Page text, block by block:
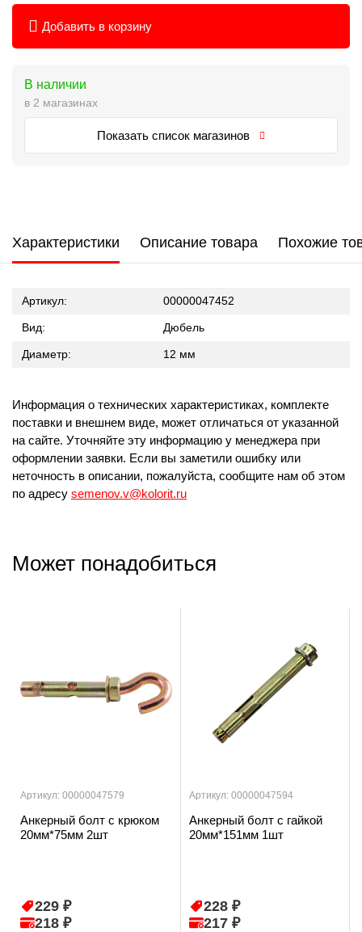
Добавить в корзину
В наличии
в 2 магазинах
Показать список магазинов
Характеристики Описание товара Похожие
Артикул: 00000047452
Вид: Дюбель
Диаметр: 12 мм
Информация о технических характеристиках, комплекте
поставки и внешнем виде, может отличаться от указанной
на сайте. Уточняйте эту информацию у менеджера при
оформлении заявки. Если вы заметили ошибку или
неточность в описании, пожалуйста, сообщите нам об этом
по адресу semenov.v@kolorit.ru
Может понадобиться
Артикул: 00000047579
Анкерный болт с крюком
20мм*75мм 2шт
229 ₽
218 ₽
Артикул: 00000047594
Анкерный болт с гайкой
20мм*151мм 1шт
228 ₽
217 ₽